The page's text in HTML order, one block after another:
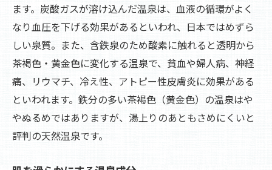
ます。炭酸ガスが溶け込んだ温泉は、血液の循環がよく
なり血圧を下げる効果があるといわれ、日本ではめずら
しい泉質。また、含鉄泉のため酸素に触れると透明から
茶褐色・黄金色に変化する温泉で、貧血や婦人病、神経
痛、リウマチ、冷え性、アトピー性皮膚炎に効果がある
といわれます。鉄分の多い茶褐色（黄金色）の温泉はや
やぬるめではありますが、湯上りのあともさめにくいと
評判の天然温泉です。